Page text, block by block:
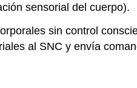
sensorial del cuerpo).
sin control
al SNC y envía